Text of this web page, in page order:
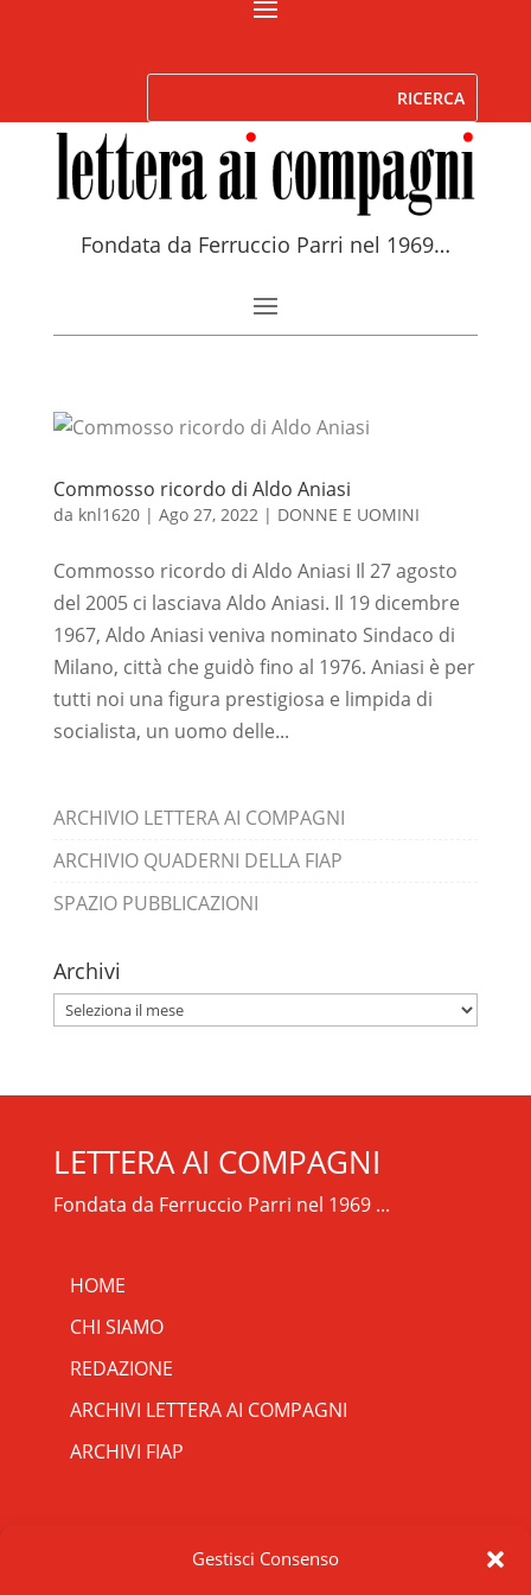
Gestisci Consenso
Fondata da Ferruccio Parri nel 1969…
Commosso ricordo di Aldo Aniasi
da knl1620| Ago 27, 2022| DONNE E UOMINI
Commosso ricordo di Aldo Aniasi Il 27 agosto
del 2005 ci lasciava Aldo Aniasi. Il 19 dicembre
1967, Aldo Aniasi veniva nominato Sindaco di
Milano, città che guidò fino al 1976. Aniasi è per
tutti noi una figura prestigiosa e limpida di
socialista, un uomo delle...
ARCHIVIO LETTERA AI COMPAGNI
ARCHIVIO QUADERNI DELLA FIAP
SPAZIO PUBBLICAZIONI
Archivi
Archivi
LETTERA AI COMPAGNI
Fondata da Ferruccio Parri nel 1969 ...
HOME
CHI SIAMO
REDAZIONE
ARCHIVI LETTERA AI COMPAGNI
ARCHIVI FIAP
+A